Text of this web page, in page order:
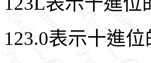
123.0表示十進